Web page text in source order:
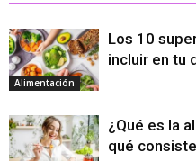
Alimentación
Los 10
incluir en tu
¿Qué es la
qué